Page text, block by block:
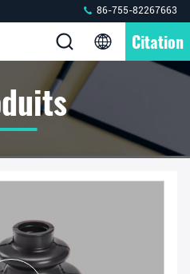
86-755-82267663
Citation